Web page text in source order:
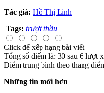
Tác giả: Hồ Thị Linh
Tags: trượt thầu
Click để xếp hạng bài viết
Tổng số điểm là: 30 sau 6 lượt
Điểm trung bình theo thang
Những tin mới hơn